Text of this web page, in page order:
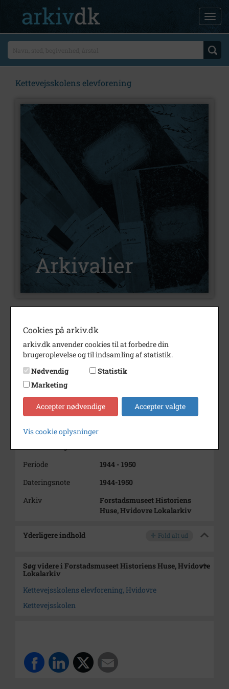
Kettevejsskolens elevforening
Type
Arkivskaber
Kettevejsskolens elevforening,
Beskrivelse
Født/stiftet
1944 01/06
Død/nedlagt
Periode
1944 - 1950
Dateringsnote
1944-1950
Arkiv
Forstadsmuseet Historiens
Huse, Hvidovre Lokalarkiv
Yderligere indhold Fold alt ud
Søg videre i Forstadsmuseet Historiens Huse, Hvidovre
Lokalarkiv
Kettevejsskolens elevforening, Hvidovre
Kettevejsskolen
Cookies på arkiv.dk
arkiv.dk anvender cookies til at forbedre din
brugeroplevelse og til indsamling af statistik.
Nødvendig
Statistik
Marketing
Accepter nødvendige Accepter valgte
Vis cookie oplysninger